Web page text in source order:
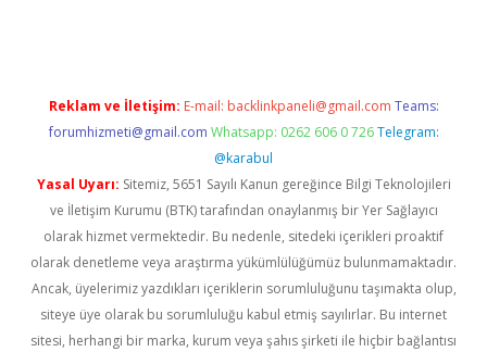
Reklam ve İletişim: E-mail: backlinkpaneli@gmail.com Teams:
forumhizmeti@gmail.com Whatsapp: 0262 606 0 726 Telegram:
@karabul
Yasal Uyarı: Sitemiz, 5651 Sayılı Kanun gereğince Bilgi Teknolojileri
ve İletişim Kurumu (BTK) tarafından onaylanmış bir Yer Sağlayıcı
olarak hizmet vermektedir. Bu nedenle, sitedeki içerikleri proaktif
olarak denetleme veya araştırma yükümlülüğümüz bulunmamaktadır.
Ancak, üyelerimiz yazdıkları içeriklerin sorumluluğunu taşımakta olup,
siteye üye olarak bu sorumluluğu kabul etmiş sayılırlar. Bu internet
sitesi, herhangi bir marka, kurum veya şahıs şirketi ile hiçbir bağlantısı